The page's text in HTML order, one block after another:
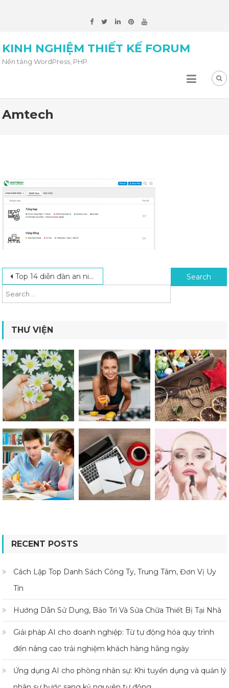
KINH NGHIỆM THIẾT KẾ FORUM
Nền tảng WordPress, PHP
Amtech
Post navigation
Top 14 diễn đàn an ninh mạng, bảo mật lập trình uy tín Search for:
THƯ VIỆN
RECENT POSTS
Cách Lập Top Danh Sách Công Ty, Trung Tâm, Đơn Vị Uy
Tín
Hướng Dẫn Sử Dụng, Bảo Trì Và Sửa Chữa Thiết Bị Tại Nhà
Giải pháp AI cho doanh nghiệp: Từ tự động hóa quy trình
đến nâng cao trải nghiệm khách hàng hằng ngày
Ứng dụng AI cho phòng nhân sự: Khi tuyển dụng và quản lý